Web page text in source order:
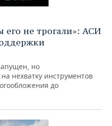
его не трогали»: АСИ
но
нехватку инструментов
до